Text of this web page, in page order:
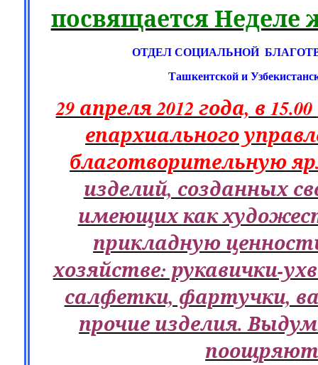
посвящается
ОТДЕЛ СОЦИАЛЬНОЙ
Ташкентской и
29 апреля 2012 года, в 15.00
епархиального
благотворительную
изделий, созданных
имеющих как
прикладную
хозяйстве: рукавички-
салфетки, фартучки,
прочие изделия.